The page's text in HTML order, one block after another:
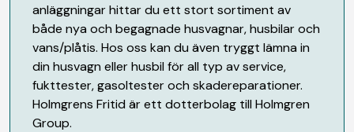
anläggningar hittar du ett stort sortiment av
både nya och begagnade husvagnar, husbilar och
vans/plåtis. Hos oss kan du även tryggt lämna in
din husvagn eller husbil för all typ av service,
fukttester, gasoltester och skadereparationer.
Holmgrens Fritid är ett dotterbolag till Holmgren
Group.